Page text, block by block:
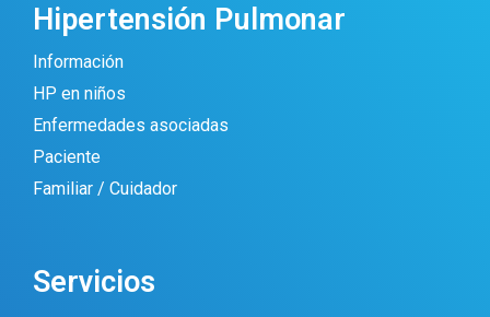
Hipertensión Pulmonar
Información
HP en niños
Enfermedades asociadas
Paciente
Familiar / Cuidador
Servicios